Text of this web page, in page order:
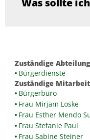
Was sollte
Zuständige
Bürgerdienste
Zuständige
Bürgerbüro
Frau Mirjam Loske
Frau Esther Mendo
Frau Stefanie Paul
Frau Sabine Steiner